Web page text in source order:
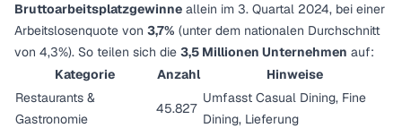
Bruttoarbeitsplatzgewinne allein im 3. Quartal 2024, bei einer
Arbeitslosenquote von 3,7% (unter dem nationalen Durchschnitt
von 4,3%). So teilen sich die 3,5 Millionen Unternehmen auf:
Kategorie
Anzahl
Hinweise
Restaurants &
Gastronomie
45.827
Umfasst Casual Dining, Fine
Dining, Lieferung